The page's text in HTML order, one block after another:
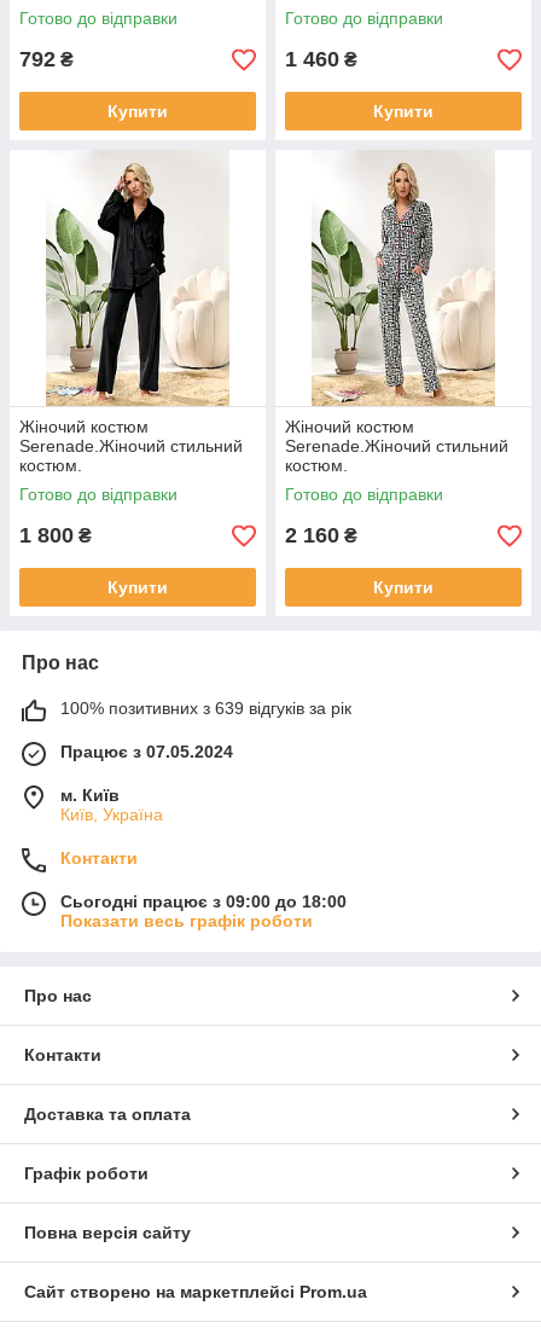
Готово до відправки
792 ₴
Купити
Готово до відправки
1 460 ₴
Купити
Жіночий костюм
Serenade.Жіночий стильний
костюм.
Готово до відправки
1 800 ₴
Купити
Жіночий костюм
Serenade.Жіночий стильний
костюм.
Готово до відправки
2 160 ₴
Купити
Про нас
100% позитивних з 639 відгуків за рік
Працює з 07.05.2024
м. Київ
Київ, Україна
Контакти
Сьогодні працює з 09:00 до 18:00
Показати весь графік роботи
Про нас
Контакти
Доставка та оплата
Графік роботи
Повна версія сайту
Сайт створено на маркетплейсі Prom.ua